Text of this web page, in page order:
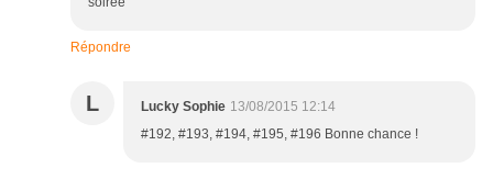
Répondre
L Lucky Sophie 13/08/2015 12:14
#192, #193, #194, #195, #196 Bonne chance !